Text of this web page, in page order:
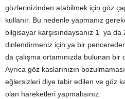
gözlerinizinden atabilmek için göz
kullanır. Bu nedenle yapmanız
bilgisayar karşısındaysanız 1 ya
dinlendirmeniz için ya bir
da çalışma ortamınızda bulunan bir
Ayrıca göz kaslarınızın
eğlersizleri diye tabir edilen ve göz
olan hareketleri yapmalısınız.